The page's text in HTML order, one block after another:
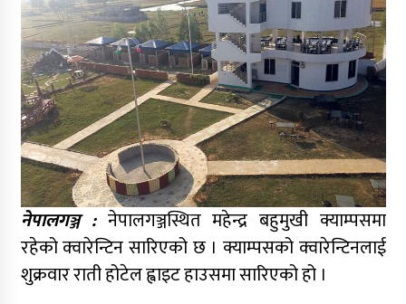
नेपालगञ्ज : नेपालगञ्जस्थित महेन्द्र बहुमुखी क्याम्पसमा
रहेको क्वारेन्टिन सारिएको छ । क्याम्पसको क्वारेन्टिनलाई
शुक्रवार राती होटेल ह्वाइट हाउसमा सारिएको हो ।